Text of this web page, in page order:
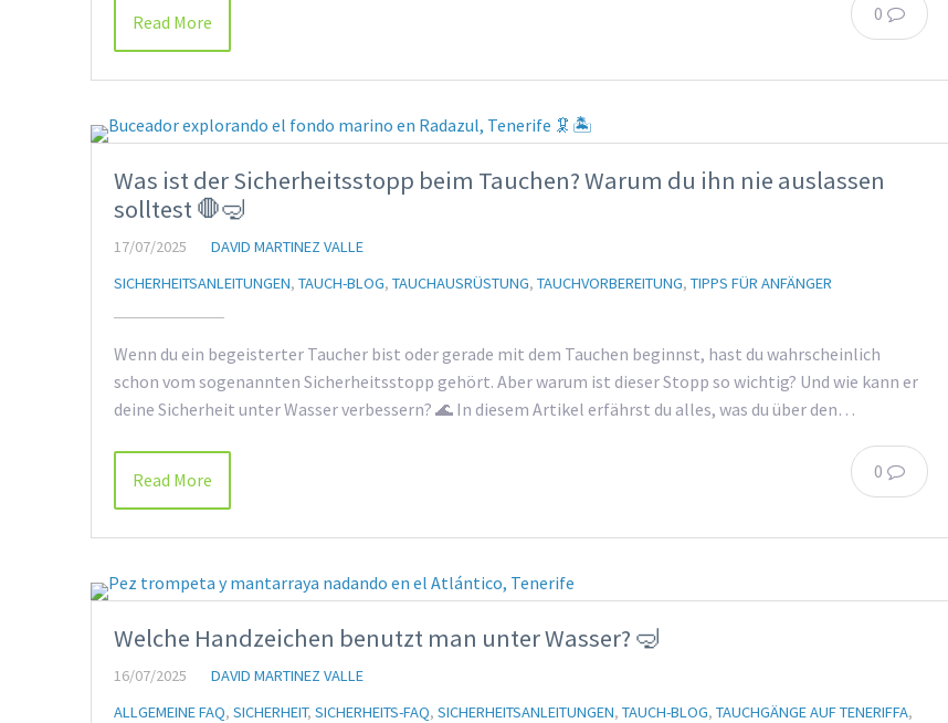
0
Read More
Was ist der Sicherheitsstopp beim Tauchen? Warum du ihn nie auslassen
solltest 🛑🤿
17/07/2025
DAVID MARTINEZ VALLE
SICHERHEITSANLEITUNGEN, TAUCH-BLOG, TAUCHAUSRÜSTUNG, TAUCHVORBEREITUNG, TIPPS FÜR ANFÄNGER
Wenn du ein begeisterter Taucher bist oder gerade mit dem Tauchen beginnst, hast du wahrscheinlich
schon vom sogenannten Sicherheitsstopp gehört. Aber warum ist dieser Stopp so wichtig? Und wie kann er
deine Sicherheit unter Wasser verbessern? 🌊 In diesem Artikel erfährst du alles, was du über den…
0
Read More
Welche Handzeichen benutzt man unter Wasser? 🤿
16/07/2025
DAVID MARTINEZ VALLE
ALLGEMEINE FAQ, SICHERHEIT, SICHERHEITS-FAQ, SICHERHEITSANLEITUNGEN, TAUCH-BLOG, TAUCHGÄNGE AUF TENERIFFA,